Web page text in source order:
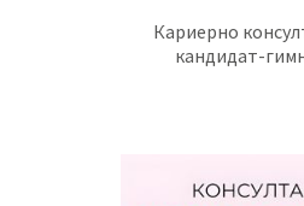
Кариерно
кандидат-